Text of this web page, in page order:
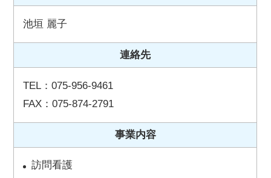
池垣 麗子
連絡先
TEL：075-956-9461
FAX：075-874-2791
事業内容
訪問看護